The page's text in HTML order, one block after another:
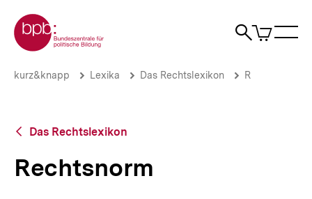
zum
Seiteninhalt
springen
Zur Startseite der bpb
Suche
Artikel
im
Rechtsnorm
Brotkrümelnavigation
Pfadnavigation
kurz&knapp Lexika Das Rechtslexikon R
Zurück
Übersicht
Das Rechtslexikon
Rechtsnorm